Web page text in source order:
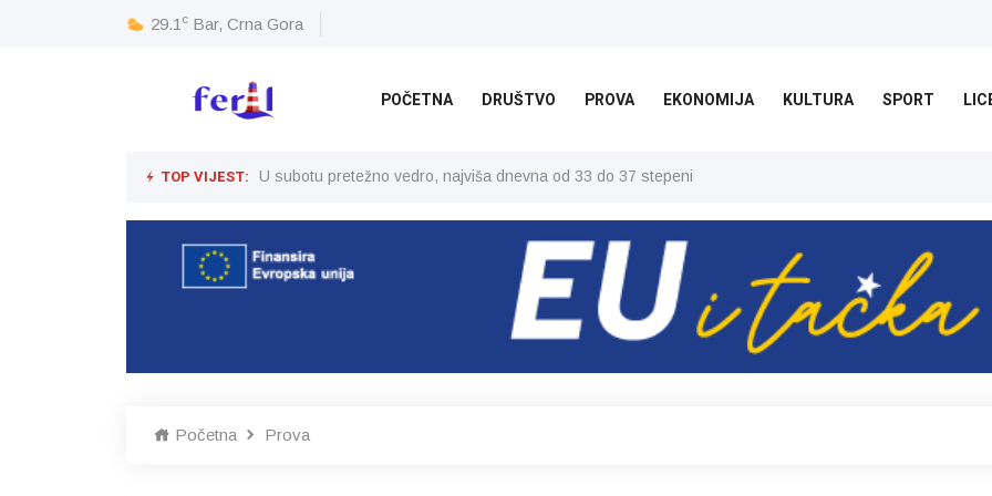
29.1 c Bar, Crna Gora
POČETNA DRUŠTVO PROVA EKONOMIJA KULTURA SPORT
TOP VIJEST: U subotu pretežno vedro, najviša dnevna od 33 do 37 stepeni
Početna Prova